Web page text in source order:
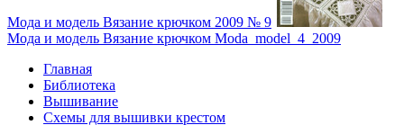
Мода и модель Вязание крючком 2009 № 9
Мода и модель Вязание крючком Moda_model_4_2009
Главная
Библиотека
Вышивание
Схемы для вышивки крестом